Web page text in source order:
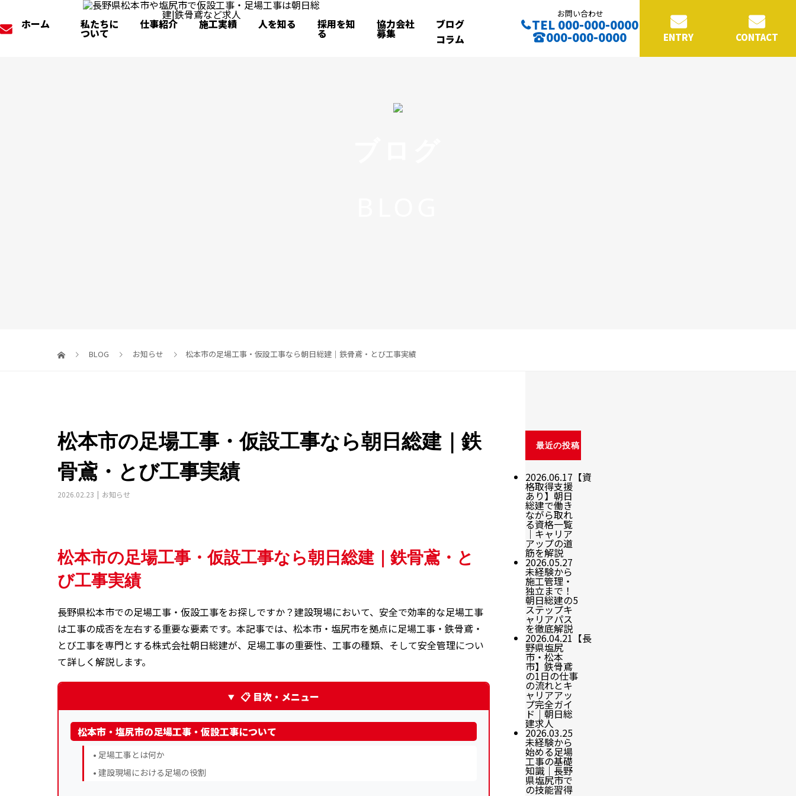
ホーム 私たちに
ついて
仕事紹介 施工実績 人を知る 採用を知
る
協力会社
募集
ブログ
コラム
お問い合わせ
TEL 000-000-0000
000-000-0000 ENTRY CONTACT
BLOG お知らせ 松本市の足場工事・仮設工事なら朝日総建｜鉄骨鳶・とび工事実績
松本市の足場工事・仮設工事なら朝日総建｜鉄
骨鳶・とび工事実績
2026.02.23 お知らせ
松本市の足場工事・仮設工事なら朝日総建｜鉄骨鳶・と
び工事実績
長野県松本市での足場工事・仮設工事をお探しですか？建設現場において、安全で効率的な足場工事
は工事の成否を左右する重要な要素です。本記事では、松本市・塩尻市を拠点に足場工事・鉄骨鳶・
とび工事を専門とする株式会社朝日総建が、足場工事の重要性、工事の種類、そして安全管理につい
て詳しく解説します。
📋 目次・メニュー
松本市・塩尻市の足場工事・仮設工事について
• 足場工事とは何か
• 建設現場における足場の役割
最近の投稿
2026.06.17 【資
格取得支援
あり】朝日
総建で働き
ながら取れ
る資格一覧
｜キャリア
アップの道
筋を解説
2026.05.27
未経験から
施工管理・
独立まで！
朝日総建の5
ステップキ
ャリアパス
を徹底解説
2026.04.21【長
野県塩尻
市・松本
市】鉄骨鳶
の1日の仕事
の流れとキ
ャリアアッ
プ完全ガイ
ド｜朝日総
建求人
2026.03.25
未経験から
始める足場
工事の基礎
知識｜長野
県塩尻市で
の技能習得